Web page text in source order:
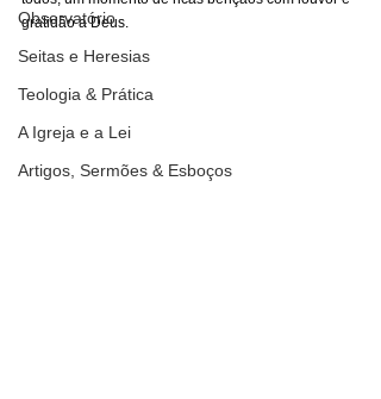
Observatório
Seitas e Heresias
Teologia & Prática
A Igreja e a Lei
Artigos, Sermões & Esboços
gratidão a Deus.